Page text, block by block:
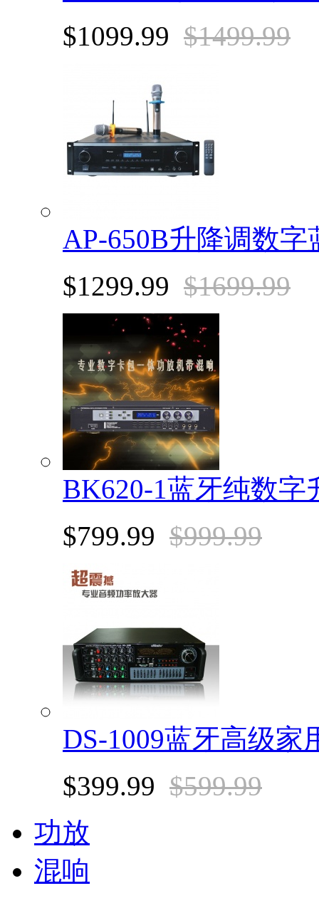
$1099.99 $1499.99
AP-650B升降调数
$1299.99 $1699.99
BK620-1蓝牙纯数
$799.99 $999.99
DS-1009蓝牙高级家
$399.99 $599.99
功放
混响